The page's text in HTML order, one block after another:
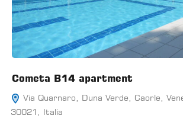
Cometa B14 apartment
Via Quarnaro, Duna Verde, Caorle,
30021, Italia